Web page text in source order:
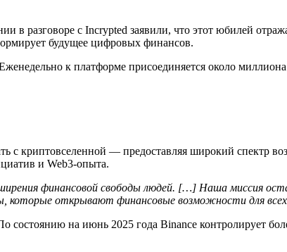
в разговоре с Incrypted заявили, что этот юбилей
будущее цифровых финансов.
к платформе присоединяется около
с криптовселенной — предоставляя широкий спектр
и Web3-опыта.
финансовой свободы людей. […] Наша миссия
которые открывают финансовые возможности для
состоянию на июнь 2025 года Binance контролирует